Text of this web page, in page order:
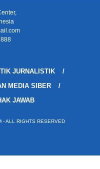
JURNALISTIK
MEDIA SIBER
JAWAB
- ALL RIGHTS RESERVED